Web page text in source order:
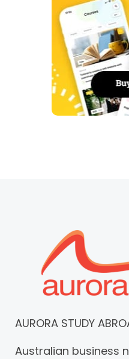
AURORA STUDY
Australian business